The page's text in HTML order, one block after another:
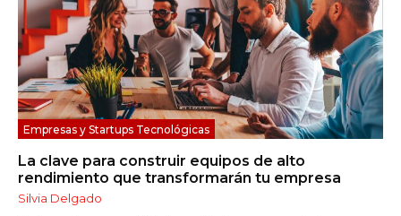
Empresas y Startups Tecnológicas
La clave para construir equipos de alto
rendimiento que transformarán tu empresa
Silvia Delgado